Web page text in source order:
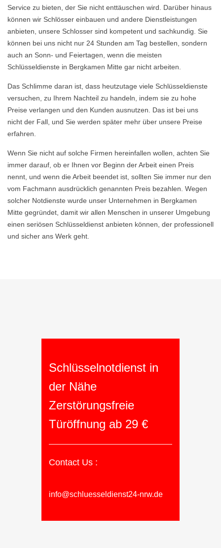
Service zu bieten, der Sie nicht enttäuschen wird. Darüber hinaus
können wir Schlösser einbauen und andere Dienstleistungen
anbieten, unsere Schlosser sind kompetent und sachkundig. Sie
können bei uns nicht nur 24 Stunden am Tag bestellen, sondern
auch an Sonn- und Feiertagen, wenn die meisten
Schlüsseldienste in Bergkamen Mitte gar nicht arbeiten.
Das Schlimme daran ist, dass heutzutage viele Schlüsseldienste
versuchen, zu Ihrem Nachteil zu handeln, indem sie zu hohe
Preise verlangen und den Kunden ausnutzen. Das ist bei uns
nicht der Fall, und Sie werden später mehr über unsere Preise
erfahren.
Wenn Sie nicht auf solche Firmen hereinfallen wollen, achten Sie
immer darauf, ob er Ihnen vor Beginn der Arbeit einen Preis
nennt, und wenn die Arbeit beendet ist, sollten Sie immer nur den
vom Fachmann ausdrücklich genannten Preis bezahlen. Wegen
solcher Notdienste wurde unser Unternehmen in Bergkamen
Mitte gegründet, damit wir allen Menschen in unserer Umgebung
einen seriösen Schlüsseldienst anbieten können, der professionell
und sicher ans Werk geht.
Schlüsselnotdienst in
der Nähe
Zerstörungsfreie
Türöffnung ab 29 €
Contact Us :
info@schluesseldienst24-nrw.de